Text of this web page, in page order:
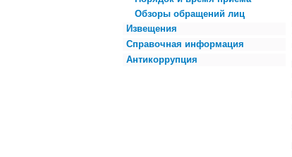
Обзоры обращений лиц
Извещения
Справочная информация
Антикоррупция